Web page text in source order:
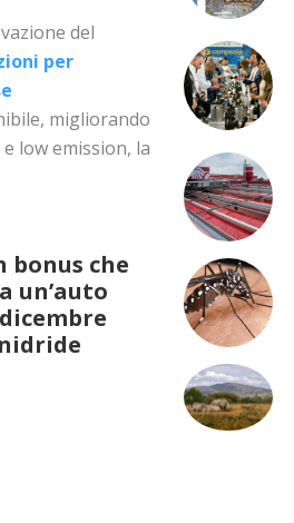
del
per
migliorando
low emission, la
bonus che
un’auto